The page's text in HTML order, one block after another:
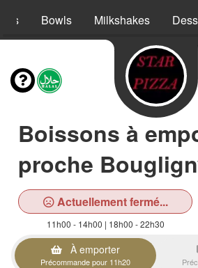
Bowls Milkshakes
Boissons à
proche
Actuellement fermé...
11h00 - 14h00 | 18h00 - 22h30
À emporter
Précommande pour 11h20